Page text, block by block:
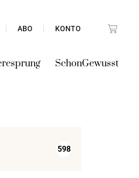
ABO KONTO
SchonGewusst
598